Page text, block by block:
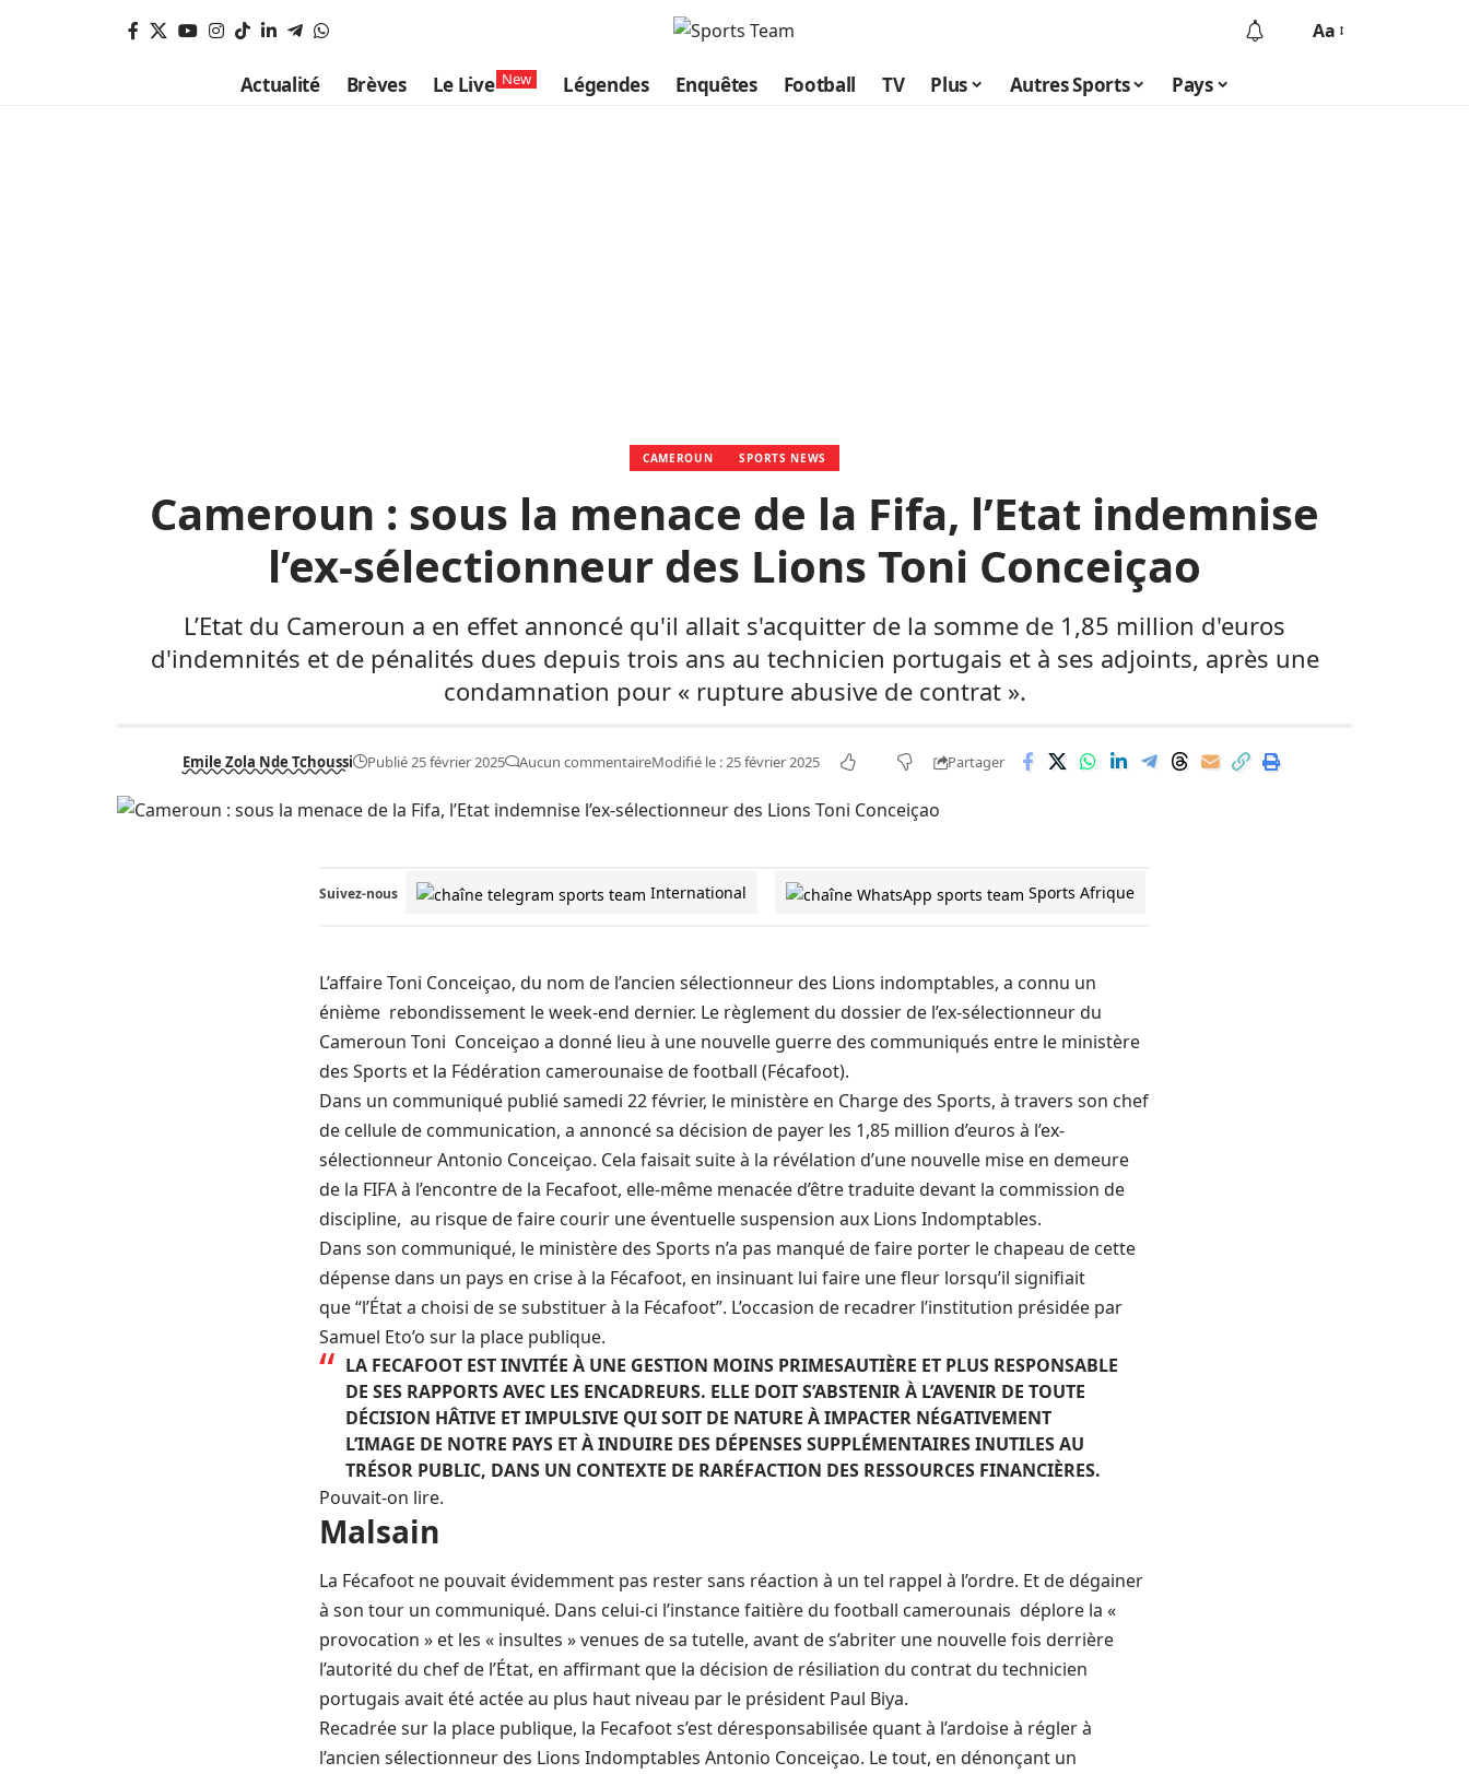
Aa
Actualité Brèves Le Live New Légendes Enquêtes Football TV Plus Autres Sports Pays
CAMEROUN SPORTS NEWS
Cameroun : sous la menace de la Fifa, l’Etat indemnise
l’ex-sélectionneur des Lions Toni Conceiçao
L’Etat du Cameroun a en effet annoncé qu'il allait s'acquitter de la somme de 1,85 million d'euros
d'indemnités et de pénalités dues depuis trois ans au technicien portugais et à ses adjoints, après une
condamnation pour « rupture abusive de contrat ».
Emile Zola Nde Tchoussi Publié 25 février 2025 Aucun commentaireModifié le : 25 février 2025 Partager
Suivez-nous International Sports Afrique
L’affaire Toni Conceiçao, du nom de l’ancien sélectionneur des Lions indomptables, a connu un
énième rebondissement le week-end dernier. Le règlement du dossier de l’ex-sélectionneur du
Cameroun Toni Conceiçao a donné lieu à une nouvelle guerre des communiqués entre le ministère
des Sports et la Fédération camerounaise de football (Fécafoot).
Dans un communiqué publié samedi 22 février, le ministère en Charge des Sports, à travers son chef
de cellule de communication, a annoncé sa décision de payer les 1,85 million d’euros à l’ex-
sélectionneur Antonio Conceiçao. Cela faisait suite à la révélation d’une nouvelle mise en demeure
de la FIFA à l’encontre de la Fecafoot, elle-même menacée d’être traduite devant la commission de
discipline, au risque de faire courir une éventuelle suspension aux Lions Indomptables.
Dans son communiqué, le ministère des Sports n’a pas manqué de faire porter le chapeau de cette
dépense dans un pays en crise à la Fécafoot, en insinuant lui faire une fleur lorsqu’il signifiait
que “l’État a choisi de se substituer à la Fécafoot”. L’occasion de recadrer l’institution présidée par
Samuel Eto’o sur la place publique.
LA FECAFOOT EST INVITÉE À UNE GESTION MOINS PRIMESAUTIÈRE ET PLUS RESPONSABLE
DE SES RAPPORTS AVEC LES ENCADREURS. ELLE DOIT S’ABSTENIR À L’AVENIR DE TOUTE
DÉCISION HÂTIVE ET IMPULSIVE QUI SOIT DE NATURE À IMPACTER NÉGATIVEMENT
L’IMAGE DE NOTRE PAYS ET À INDUIRE DES DÉPENSES SUPPLÉMENTAIRES INUTILES AU
TRÉSOR PUBLIC, DANS UN CONTEXTE DE RARÉFACTION DES RESSOURCES FINANCIÈRES.
Pouvait-on lire.
Malsain
La Fécafoot ne pouvait évidemment pas rester sans réaction à un tel rappel à l’ordre. Et de dégainer
à son tour un communiqué. Dans celui-ci l’instance faitière du football camerounais déplore la «
provocation » et les « insultes » venues de sa tutelle, avant de s’abriter une nouvelle fois derrière
l’autorité du chef de l’État, en affirmant que la décision de résiliation du contrat du technicien
portugais avait été actée au plus haut niveau par le président Paul Biya.
Recadrée sur la place publique, la Fecafoot s’est déresponsabilisée quant à l’ardoise à régler à
l’ancien sélectionneur des Lions Indomptables Antonio Conceiçao. Le tout, en dénonçant un